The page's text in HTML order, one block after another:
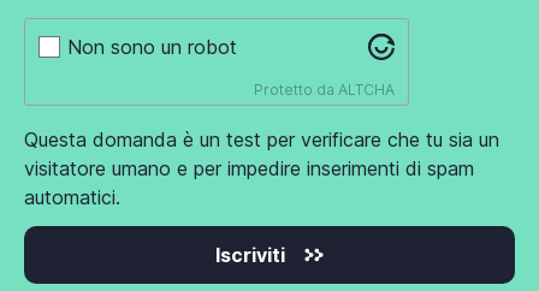
Non sono un robot
Protetto da ALTCHA
Questa domanda è un test per verificare che tu sia un
visitatore umano e per impedire inserimenti di spam
automatici.
Iscriviti